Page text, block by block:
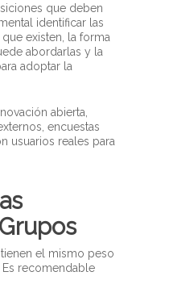
que deben
identificar las
existen, la forma
abordarlas y la
adoptar la
abierta,
encuestas
usuarios reales para
el mismo peso
recomendable